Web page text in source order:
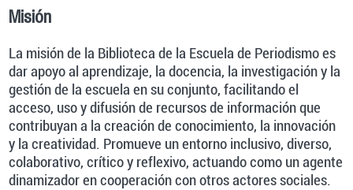
Misión
La misión de la Biblioteca de la Escuela de Periodismo es
dar apoyo al aprendizaje, la docencia, la investigación y la
gestión de la escuela en su conjunto, facilitando el
acceso, uso y difusión de recursos de información que
contribuyan a la creación de conocimiento, la innovación
y la creatividad. Promueve un entorno inclusivo, diverso,
colaborativo, crítico y reflexivo, actuando como un agente
dinamizador en cooperación con otros actores sociales.